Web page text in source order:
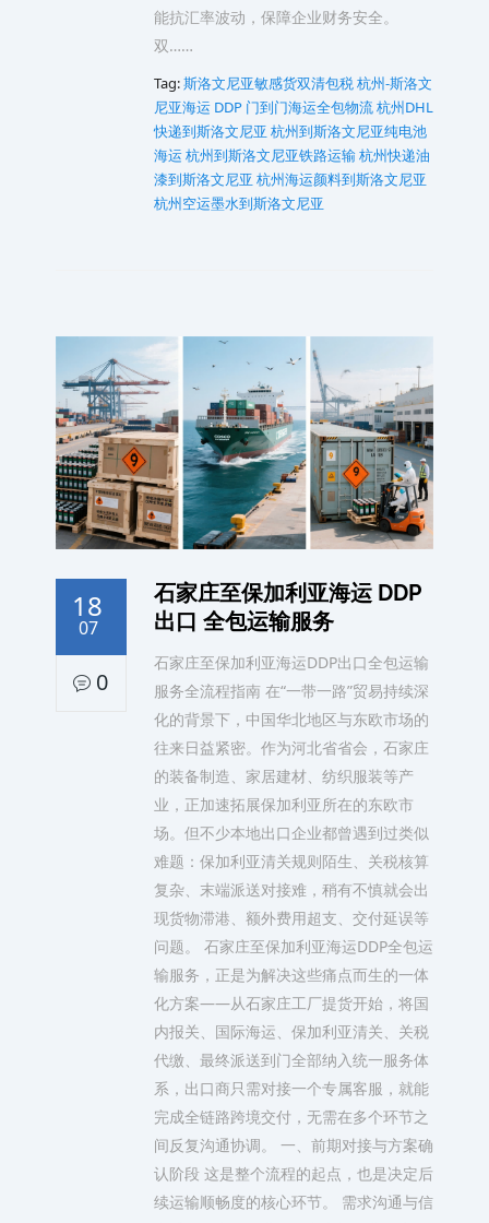
能抗汇率波动，保障企业财务安全。
双……
Tag:斯洛文尼亚敏感货双清包税杭州-斯洛文
尼亚海运 DDP 门到门海运全包物流杭州DHL
快递到斯洛文尼亚 杭州到斯洛文尼亚纯电池
海运杭州到斯洛文尼亚铁路运输杭州快递油
漆到斯洛文尼亚 杭州海运颜料到斯洛文尼亚
杭州空运墨水到斯洛文尼亚
18
07
0
石家庄至保加利亚海运 DDP
出口 全包运输服务
石家庄至保加利亚海运DDP出口全包运输
服务全流程指南 在“一带一路”贸易持续深
化的背景下，中国华北地区与东欧市场的
往来日益紧密。作为河北省省会，石家庄
的装备制造、家居建材、纺织服装等产
业，正加速拓展保加利亚所在的东欧市
场。但不少本地出口企业都曾遇到过类似
难题：保加利亚清关规则陌生、关税核算
复杂、末端派送对接难，稍有不慎就会出
现货物滞港、额外费用超支、交付延误等
问题。 石家庄至保加利亚海运DDP全包运
输服务，正是为解决这些痛点而生的一体
化方案——从石家庄工厂提货开始，将国
内报关、国际海运、保加利亚清关、关税
代缴、最终派送到门全部纳入统一服务体
系，出口商只需对接一个专属客服，就能
完成全链路跨境交付，无需在多个环节之
间反复沟通协调。 一、前期对接与方案确
认阶段 这是整个流程的起点，也是决定后
续运输顺畅度的核心环节。 需求沟通与信